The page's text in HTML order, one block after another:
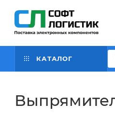
КАТАЛОГ